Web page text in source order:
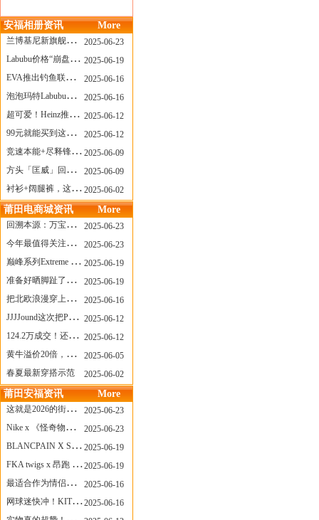
安福相册资讯 More
兰博基尼新旗舰曝光？这台顶级超跑或将在8月登场
2025-06-23
Labubu价格“崩盘”？618当日泡泡玛特预售补货量超200W！
2025-06-19
EVA推出钓鱼联名套装，初号机也能当“假饵”？
2025-06-16
泡泡玛特Labubu新品发售上演“拳王争霸”......
2025-06-16
超可爱！Heinz推出星之卡比合作款番茄酱！
2025-06-12
99元就能买到这样颜值的太阳镜？优衣库夏季墨镜系列
2025-06-12
竞速本能+尽释锋芒——罗杰杜彼Roger+Dubuis王者竞速系列飞返计时码表燃擎赛道
2025-06-09
方头「匡威」回归！日系简约里的小心思
2025-06-09
衬衫+阔腿裤，这样穿美出新高度！
2025-06-02
莆田电商城资讯 More
回溯本源：万宝龙推出明星系列都市灰腕表新作
2025-06-23
今年最值得关注的AF1！KOBE x AF1 明日发售
2025-06-23
巅峰系列Extreme Diver潜水腕表与Revival Diver复刻版潜水腕表共同推出“暗影款”新作
2025-06-19
准备好晒脚趾了吗？透明款 AF1 要回归了
2025-06-19
把北欧浪漫穿上脚，Cecilie Bahnsen x ASICS
2025-06-16
JJJJound这次把PUMA改得好安静
2025-06-12
124.2万成交！还有什么是Labubu做不到的？
2025-06-12
黄牛溢价20倍，「Labubu」3.0市价大盘点！假货比正品还贵...
2025-06-05
春夏最新穿搭示范
2025-06-02
莆田安福资讯 More
这就是2026的街头感！Prada新包我先爱了
2025-06-23
Nike x 《怪奇物语》联名回归，终于轮到这双热门款了！
2025-06-23
BLANCPAIN X SWATCH联名款 BIOCERAMIC SCUBA FIFTY FATHOMS 系列推出全新 GREEN ABYSS（碧波洋）腕表
2025-06-19
FKA twigs x 昂跑 联名来了，这三双 Cloud X 你选哪一双？
2025-06-19
最适合作为情侣鞋的New Balance 1906 Loafer出现了！
2025-06-16
网球迷快冲！KITH x Wilson 限量球拍太会设计了
2025-06-16